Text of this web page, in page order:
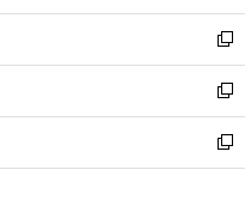
ン
ド
ウ
で
開
く
ウ
ィ
ン
ド
ウ
で
開
し
い
ウ
ィ
ン
ド
ウ
新
し
い
ウ
ィ
ン
新
し
い
ウ
新
し